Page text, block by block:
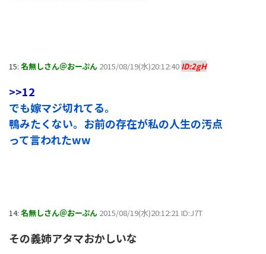
15: 名無しさん＠おーぷん 2015/08/19(水)20:12:40 ID:2gH
>>12
でも嫁マジ切れてる。
鴨みたくない。お前の存在が私の人生の汚点
って言われたww
14: 名無しさん＠おーぷん 2015/08/19(水)20:12:21 ID:J7T
その義姉アタマおかしいな